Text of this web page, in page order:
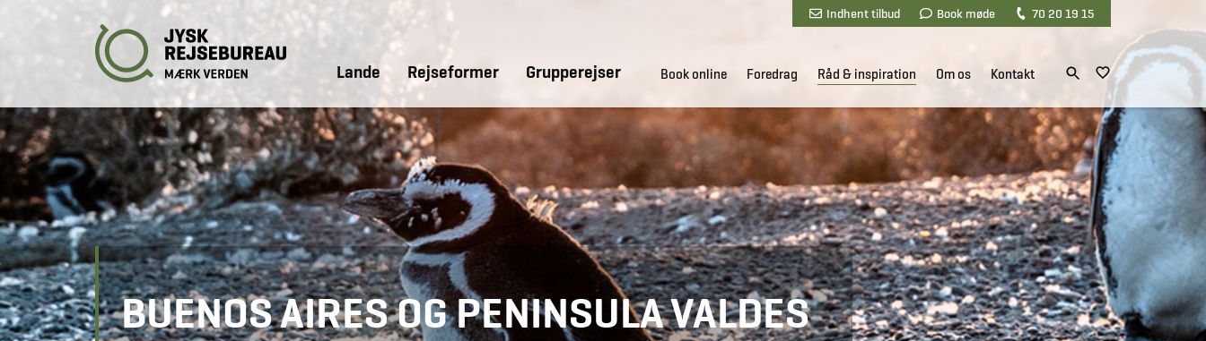
Indhent tilbud Book møde 70 20 19 15
Lande Rejseformer Grupperejser Book online Foredrag Råd & inspiration Om os Kontakt
BUENOS AIRES OG PENINSULA VALDES